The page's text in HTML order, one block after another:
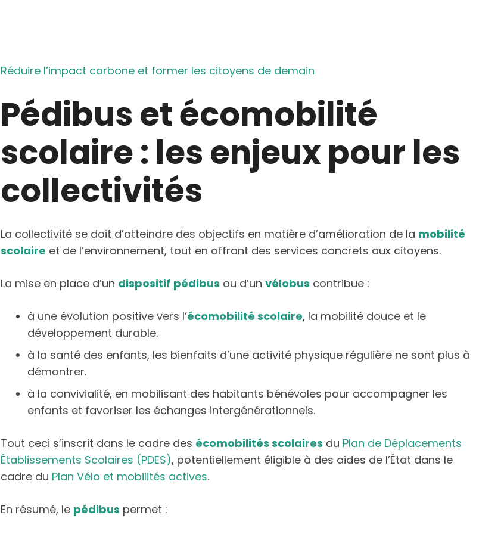
Réduire l’impact carbone et former les citoyens de demain
Pédibus et écomobilité
scolaire : les enjeux pour les
collectivités
La collectivité se doit d’atteindre des objectifs en matière d’amélioration de la mobilité
scolaire et de l’environnement, tout en offrant des services concrets aux citoyens.
La mise en place d’un dispositif pédibus ou d’un vélobus contribue :
à une évolution positive vers l’écomobilité scolaire, la mobilité douce et le
développement durable.
à la santé des enfants, les bienfaits d’une activité physique régulière ne sont plus à
démontrer.
à la convivialité, en mobilisant des habitants bénévoles pour accompagner les
enfants et favoriser les échanges intergénérationnels.
Tout ceci s’inscrit dans le cadre des écomobilités scolaires du Plan de Déplacements
Établissements Scolaires (PDES), potentiellement éligible à des aides de l’État dans le
cadre du Plan Vélo et mobilités actives.
En résumé, le pédibus permet :